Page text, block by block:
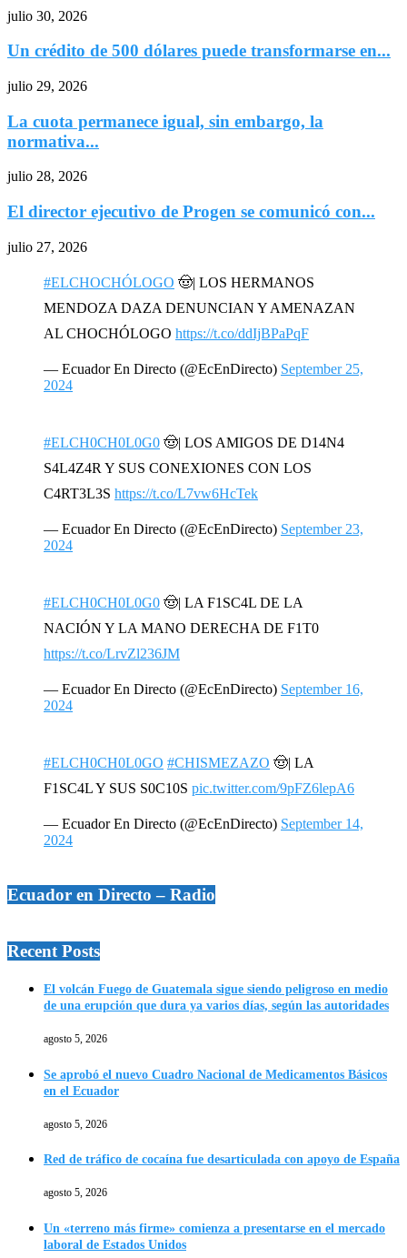
julio 30, 2026
Un crédito de 500 dólares puede transformarse en...
julio 29, 2026
La cuota permanece igual, sin embargo, la
normativa...
julio 28, 2026
El director ejecutivo de Progen se comunicó con...
julio 27, 2026
#ELCHOCHÓLOGO 🤠| LOS HERMANOS
MENDOZA DAZA DENUNCIAN Y AMENAZAN
AL CHOCHÓLOGO https://t.co/ddIjBPaPqF
— Ecuador En Directo (@EcEnDirecto) September 25,
2024
#ELCH0CH0L0G0 🤠| LOS AMIGOS DE D14N4
S4L4Z4R Y SUS CONEXIONES CON LOS
C4RT3L3S https://t.co/L7vw6HcTek
— Ecuador En Directo (@EcEnDirecto) September 23,
2024
#ELCH0CH0L0G0 🤠| LA F1SC4L DE LA
NACIÓN Y LA MANO DERECHA DE F1T0
https://t.co/LrvZl236JM
— Ecuador En Directo (@EcEnDirecto) September 16,
2024
#ELCH0CH0L0GO #CHISMEZAZO 🤠| LA
F1SC4L Y SUS S0C10S pic.twitter.com/9pFZ6lepA6
— Ecuador En Directo (@EcEnDirecto) September 14,
2024
Ecuador en Directo – Radio
Recent Posts
El volcán Fuego de Guatemala sigue siendo peligroso en medio
de una erupción que dura ya varios días, según las autoridades
agosto 5, 2026
Se aprobó el nuevo Cuadro Nacional de Medicamentos Básicos
en el Ecuador
agosto 5, 2026
Red de tráfico de cocaína fue desarticulada con apoyo de España
agosto 5, 2026
Un «terreno más firme» comienza a presentarse en el mercado
laboral de Estados Unidos